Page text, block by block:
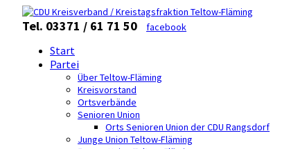
Tel. 03371 / 61 71 50 facebook
Start
Partei
Über Teltow-Fläming
Kreisvorstand
Ortsverbände
Senioren Union
Orts Senioren Union der CDU Rangsdorf
Junge Union Teltow-Fläming